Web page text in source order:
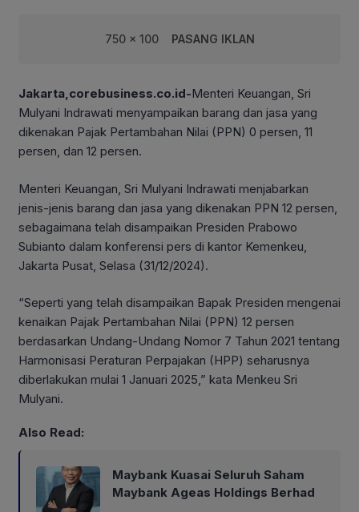
750 x 100 PASANG IKLAN
Jakarta,corebusiness.co.id-Menteri Keuangan, Sri
Mulyani Indrawati menyampaikan barang dan jasa yang
dikenakan Pajak Pertambahan Nilai (PPN) 0 persen, 11
persen, dan 12 persen.
Menteri Keuangan, Sri Mulyani Indrawati menjabarkan
jenis-jenis barang dan jasa yang dikenakan PPN 12 persen,
sebagaimana telah disampaikan Presiden Prabowo
Subianto dalam konferensi pers di kantor Kemenkeu,
Jakarta Pusat, Selasa (31/12/2024).
“Seperti yang telah disampaikan Bapak Presiden mengenai
kenaikan Pajak Pertambahan Nilai (PPN) 12 persen
berdasarkan Undang-Undang Nomor 7 Tahun 2021 tentang
Harmonisasi Peraturan Perpajakan (HPP) seharusnya
diberlakukan mulai 1 Januari 2025,” kata Menkeu Sri
Mulyani.
Also Read:
Maybank Kuasai Seluruh Saham
Maybank Ageas Holdings Berhad